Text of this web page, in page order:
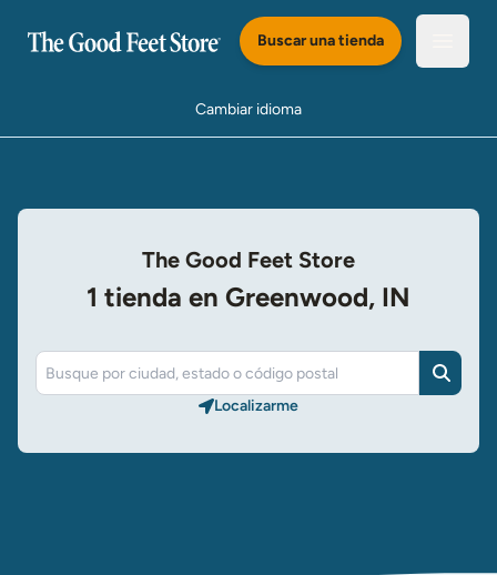
Buscar una tienda
Cambiar idioma
The Good Feet Store
1 tienda en Greenwood, IN
Buscar
Localizarme​​​​​​​